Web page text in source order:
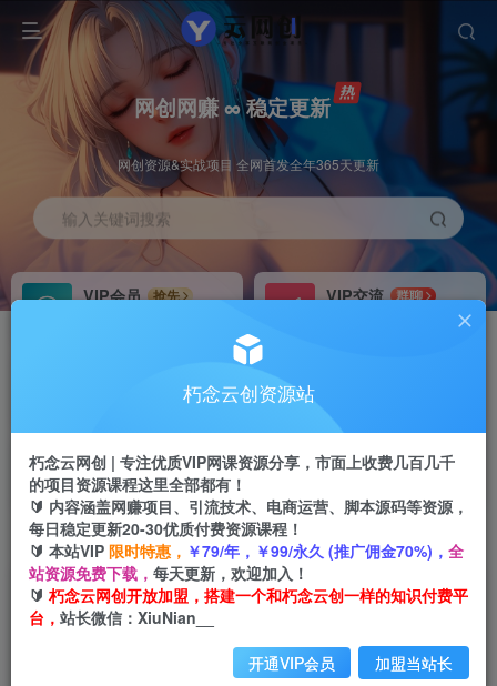
网创网赚 ∞ 稳定更新
网创资源&实战项目 全网首发全年365天更新
输入关键词搜索
VIP会员
抢先
VIP交流
群聊
研究探讨更多创业项目路子。
会员专属推广链接
四导航 导航
APP下载
GO
首页 创业课程 会员专属 正文
（5842期）2023漫画竞品，查找竞品，拆解竞
品，超越竞品（6节课）
关注 私信
朽念云创资源站
朽念云网创 | 专注优质VIP网课资源分享，市面上收费几百几千
的项目资源课程这里全部都有！
🔰 内容涵盖网赚项目、引流技术、电商运营、脚本源码等资源，
每日稳定更新20-30优质付费资源课程！
🔰 本站VIP 限时特惠， ￥79/年，￥99/永久 (推广佣金70%)， 全
站资源免费下载， 每天更新，欢迎加入！
🔰 朽念云网创开放加盟，搭建一个和朽念云创一样的知识付费平
台， 站长微信：XiuNian__
开通VIP会员 加盟当站长